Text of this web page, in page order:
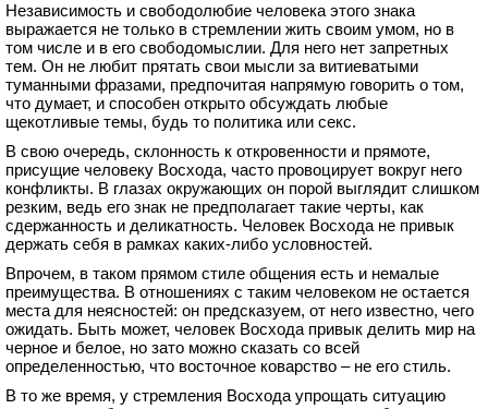
Независимость и свободолюбие человека этого знака
выражается не только в стремлении жить своим умом, но в
том числе и в его свободомыслии. Для него нет запретных
тем. Он не любит прятать свои мысли за витиеватыми
туманными фразами, предпочитая напрямую говорить о том,
что думает, и способен открыто обсуждать любые
щекотливые темы, будь то политика или секс.
В свою очередь, склонность к откровенности и прямоте,
присущие человеку Восхода, часто провоцирует вокруг него
конфликты. В глазах окружающих он порой выглядит слишком
резким, ведь его знак не предполагает такие черты, как
сдержанность и деликатность. Человек Восхода не привык
держать себя в рамках каких-либо условностей.
Впрочем, в таком прямом стиле общения есть и немалые
преимущества. В отношениях с таким человеком не остается
места для неясностей: он предсказуем, от него известно, чего
ожидать. Быть может, человек Восхода привык делить мир на
черное и белое, но зато можно сказать со всей
определенностью, что восточное коварство – не его стиль.
В то же время, у стремления Восхода упрощать ситуацию